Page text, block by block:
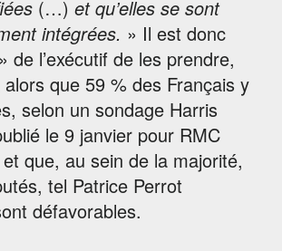
(…) et qu’elles se sont
intégrées. » Il est donc
» de l’exécutif de les prendre,
que 59 % des Français y
selon un sondage Harris
le 9 janvier pour RMC
que, au sein de la majorité,
tel Patrice Perrot
défavorables.